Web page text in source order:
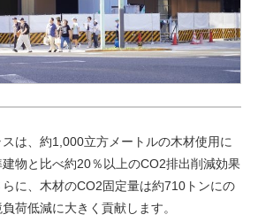
は、約1,000立方メートルの木材使用に
物と比べ約20％以上のCO2排出削減効果
に、木材のCO2固定量は約710トンにの
荷低減に大きく貢献します。